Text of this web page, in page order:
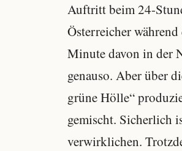
Auftritt beim 24-
Österreicher
Minute davon in der
genauso. Aber über
grüne Hölle“
gemischt. Sicherlich
verwirklichen.